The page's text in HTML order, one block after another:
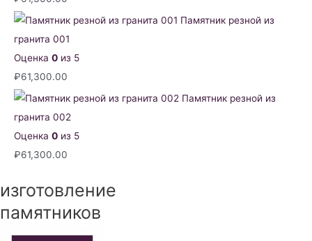
Памятник резной из
гранита 001
Оценка 0 из 5
₽61,300.00
Памятник резной из
гранита 002
Оценка 0 из 5
₽61,300.00
изготовление
памятников